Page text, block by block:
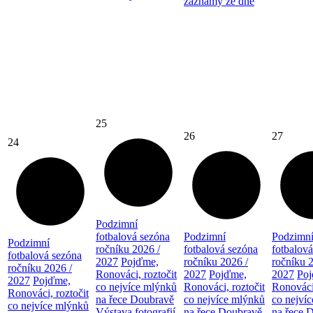
24
Podzimní
fotbalová sezóna
ročníku 2026 /
2027 Pojďme,
Ronováci, roztočit
co nejvíce mlýnků
25
Podzimní
fotbalová sezóna
ročníku 2026 /
2027 Pojďme,
Ronováci, roztočit
co nejvíce mlýnků
na řece Doubravě
26
Podzimní
fotbalová sezóna
ročníku 2026 /
2027 Pojďme,
Ronováci, roztočit
co nejvíce mlýnků
27
Podzimní
ročníku
2027
co